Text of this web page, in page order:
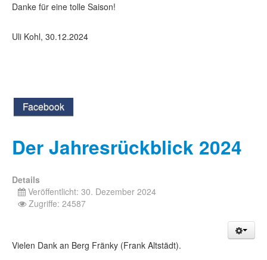
Danke für eine tolle Saison!
Uli Kohl, 30.12.2024
Facebook
Der Jahresrückblick 2024
Details
Veröffentlicht: 30. Dezember 2024
Zugriffe: 24587
Vielen Dank an Berg Fränky (Frank Altstädt).